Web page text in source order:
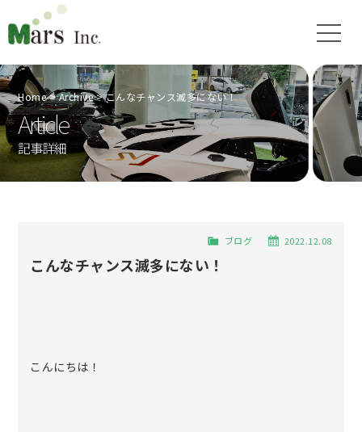
Home Archive こんなチャンス滅多にない！
Article
記事詳細
2022.12.08
ブログ
こんなチャンス滅多にない！
こんにちは！